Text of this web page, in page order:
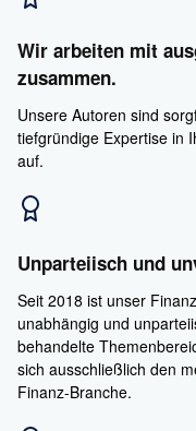
Wir arbeiten mit
zusammen.
Unsere Autoren sind
tiefgründige Expertise in
auf.
Unparteiisch und
Seit 2018 ist unser
unabhängig und
behandelte
sich ausschließlich den
Finanz-Branche.